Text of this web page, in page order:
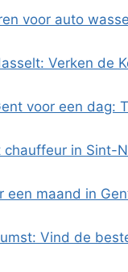
voor auto
Verken de
voor een dag:
chauffeur in Sint-
een maand in
Vind de